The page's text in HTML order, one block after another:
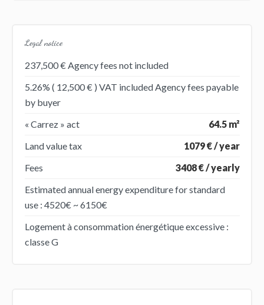
Legal notice
237,500 € Agency fees not included
5.26% ( 12,500 € ) VAT included Agency fees payable
by buyer
« Carrez » act
64.5 m²
Land value tax
1079 € / year
Fees
3408 € / yearly
Estimated annual energy expenditure for standard
use : 4520€ ~ 6150€
Logement à consommation énergétique excessive :
classe G